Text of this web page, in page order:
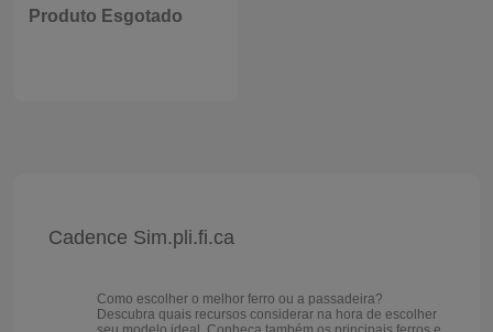
Produto Esgotado
Cadence Sim.pli.fi.ca
Como escolher o melhor ferro ou a passadeira?
Descubra quais recursos considerar na hora de escolher